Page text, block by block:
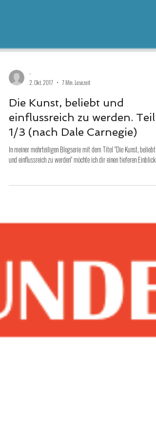
2. Okt. 2017
7 Min. Lesezeit
Die Kunst, beliebt und
einflussreich zu werden. Teil
1/3 (nach Dale Carnegie)